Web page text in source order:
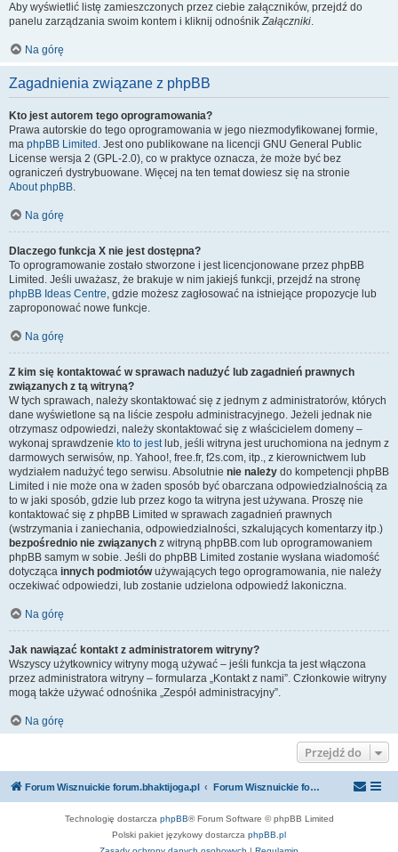
Aby wyświetlić listę zamieszczonych przez ciebie załączników, przejdź do
panelu zarządzania swoim kontem i kliknij odnośnikZałączniki.
Na górę
Zagadnienia związane z phpBB
Kto jest autorem tego oprogramowania?
Prawa autorskie do tego oprogramowania w jego niezmodyfikowanej formie,
ma phpBB Limited . Jest ono publikowane na licencji GNU General Public
License wersja 2 (GPL-2.0), co w praktyce oznacza, że może być bez
ograniczeń dystrybuowane. Więcej na ten temat dowiesz się na stronie
About phpBB.
Na górę
Dlaczego funkcja X nie jest dostępna?
To oprogramowanie zostało stworzone i jest licencjonowane przez phpBB
Limited. Jeśli uważasz, że brakuje w nim jakiejś funkcji, przejdź na stronę
phpBB Ideas Centre, gdzie możesz zagłosować na istniejące propozycje lub
zaproponować nowe funkcje.
Na górę
Z kim się kontaktować w sprawach nadużyć lub zagadnień prawnych
związanych z tą witryną?
W tych sprawach, należy skontaktować się z jednym z administratorów, których
dane wyświetlone są na liście zespołu administracyjnego. Jeżeli jednak nie
otrzymasz odpowiedzi, należy skontaktować się z właścicielem domeny –
wykonaj sprawdzenie kto to jestlub, jeśli witryna jest uruchomiona na jednym z
darmowych serwisów, np. Yahoo!, free.fr, f2s.com, itp., z kierownictwem lub
wydziałem nadużyć tego serwisu. Absolutnie nie należy do kompetencji phpBB
Limited i nie może ona w żaden sposób być obarczana odpowiedzialnością za
to w jaki sposób, gdzie lub przez kogo ta witryna jest używana. Proszę nie
kontaktować się z phpBB Limited w sprawach zagadnień prawnych
(wstrzymania i zaniechania, odpowiedzialności, szkalujących komentarzy itp.)
bezpośrednio nie związanych z witryną phpBB.com lub oprogramowaniem
phpBB samym w sobie. Jeśli do phpBB Limited zostanie wysłana wiadomość
dotycząca innych podmiotówużywających tego oprogramowania, nie należy
oczekiwać odpowiedzi, lub zostanie udzielona odpowiedź lakoniczna.
Na górę
Jak nawiązać kontakt z administratorem witryny?
Wszyscy użytkownicy witryny mogą używać – jeśli funkcja ta jest włączona
przez administratora witryny – formularza „Kontakt z nami”. Członkowie witryny
mogą także używać odnośnika „Zespół administracyjny”.
Na górę
Przejdź do
Forum Wisznuickie forum.bhaktijoga.pl Forum Wisznuickie forum.bhaktijoga.pl
Technologię dostarcza phpBB® Forum Software © phpBB Limited
Polski pakiet językowy dostarcza phpBB.pl